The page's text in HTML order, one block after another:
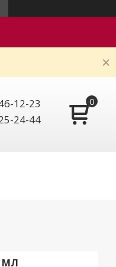
12-23
24-44
МЛ